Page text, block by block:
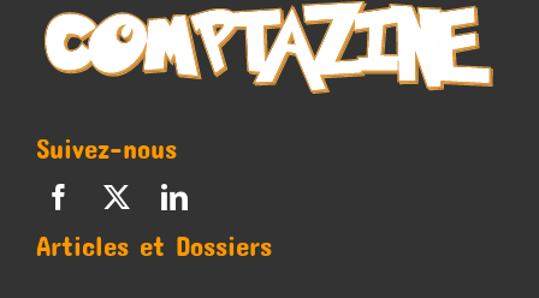
Suivez-nous
Articles et Dossiers